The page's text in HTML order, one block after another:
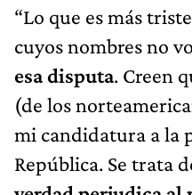
“Lo que es más
cuyos nombres no
esa disputa. Creen
(de los
mi candidatura a la
República. Se trata